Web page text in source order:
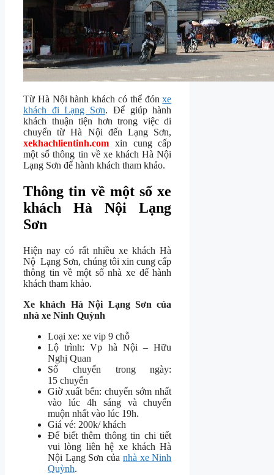
Từ Hà Nội hành khách có thể đónxe
khách đi Lạng Sơn. Để giúp hành
khách thuận tiện hơn trong việc di
chuyển từ Hà Nội đến Lạng Sơn,
xekhachlientinh.com xin cung cấp
một số thông tin về xe khách Hà Nội
Lạng Sơn để hành khách tham khảo.
Thông tin về một số xe
khách Hà Nội Lạng
Sơn
Hiện nay có rất nhiều xe khách Hà
Nộ Lạng Sơn, chúng tôi xin cung cấp
thông tin về một số nhà xe để hành
khách tham khảo.
Xe khách Hà Nội Lạng Sơn của
nhà xe Ninh Quỳnh
Loại xe: xe vip 9 chỗ
Lộ trình: Vp hà Nội – Hữu
Nghị Quan
Số chuyến trong ngày:
15 chuyến
Giờ xuất bến: chuyến sớm nhất
vào lúc 4h sáng và chuyến
muộn nhất vào lúc 19h.
Giá vé: 200k/ khách
Để biết thêm thông tin chi tiết
vui lòng liên hệ xe khách Hà
Nội Lạng Sơn của nhà xe Ninh
Quỳnh.